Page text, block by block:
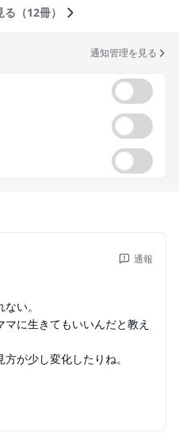
（12冊）
通知管理を見る
通報
い。
に生きてもいいんだと教え
が少し変化したりね。